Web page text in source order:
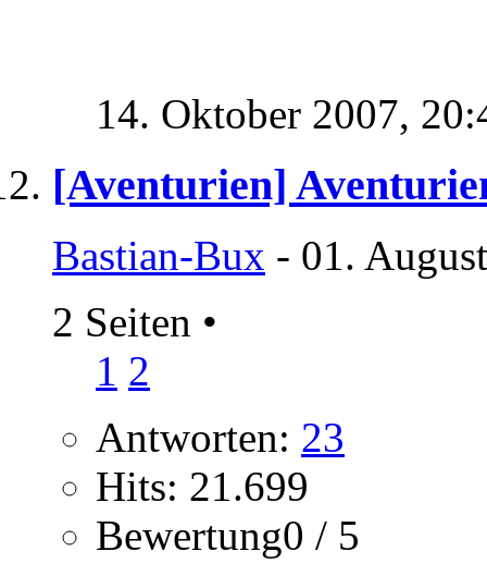
14. Oktober 2007,
[Aventurien]
Bastian-Bux - 01.
2 Seiten •
1 2
Antworten: 23
Hits: 21.699
Bewertung0 / 5